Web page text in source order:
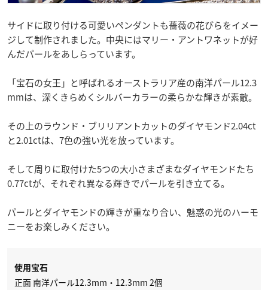
サイドに取り付ける可愛いペンダントも薔薇の花びらをイメー
ジして制作されました。中央にはマリー・アントワネットが好
んだパールをあしらっています。
「宝石の女王」と呼ばれるオーストラリア産の南洋パール12.3
mmは、深くきらめくシルバーカラーの柔らかな輝きが素敵。
その上のラウンド・ブリリアントカットのダイヤモンド2.04ct
と2.01ctは、7色の強い光を放っています。
そして周りに取付けた5つの大小さまざまなダイヤモンドたち
0.77ctが、それぞれ異なる輝きでパールを引き立てる。
パールとダイヤモンドの輝きが重なり合い、魅惑の光のハーモ
ニーをお楽しみください。
使用宝石
正面 南洋パール12.3mm・12.3mm 2個